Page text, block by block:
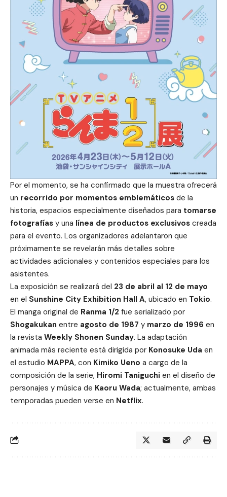
Por el momento, se ha confirmado que la muestra ofrecerá
un recorrido por momentos emblemáticos de la
historia, espacios especialmente diseñados para tomarse
fotografías y una línea de productos exclusivos creada
para el evento. Los organizadores adelantaron que
próximamente se revelarán más detalles sobre
actividades adicionales y contenidos especiales para los
asistentes.
La exposición se realizará del 23 de abril al 12 de mayo
en el Sunshine City Exhibition Hall A, ubicado en Tokio.
El manga original de Ranma 1/2 fue serializado por
Shogakukan entre agosto de 1987 y marzo de 1996 en
la revista Weekly Shonen Sunday. La adaptación
animada más reciente está dirigida por Konosuke Uda en
el estudio MAPPA, con Kimiko Ueno a cargo de la
composición de la serie, Hiromi Taniguchi en el diseño de
personajes y música de Kaoru Wada; actualmente, ambas
temporadas pueden verse en Netflix.